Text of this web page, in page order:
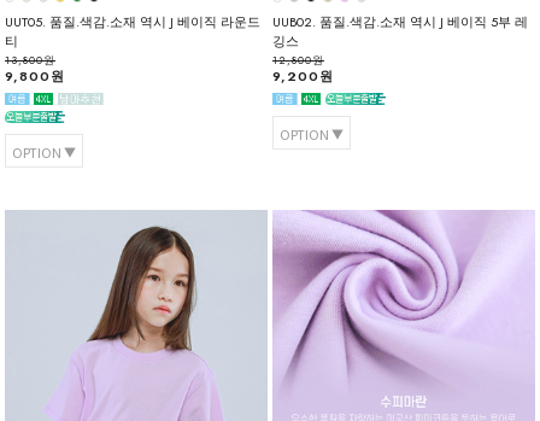
UUT05. 품질.색감.소재 역시 J 베이직 라운드
티
13,800원
9,800원
OPTION
UUB02. 품질.색감.소재 역시 J 베이직 5부 레
깅스
12,800원
9,200원
OPTION